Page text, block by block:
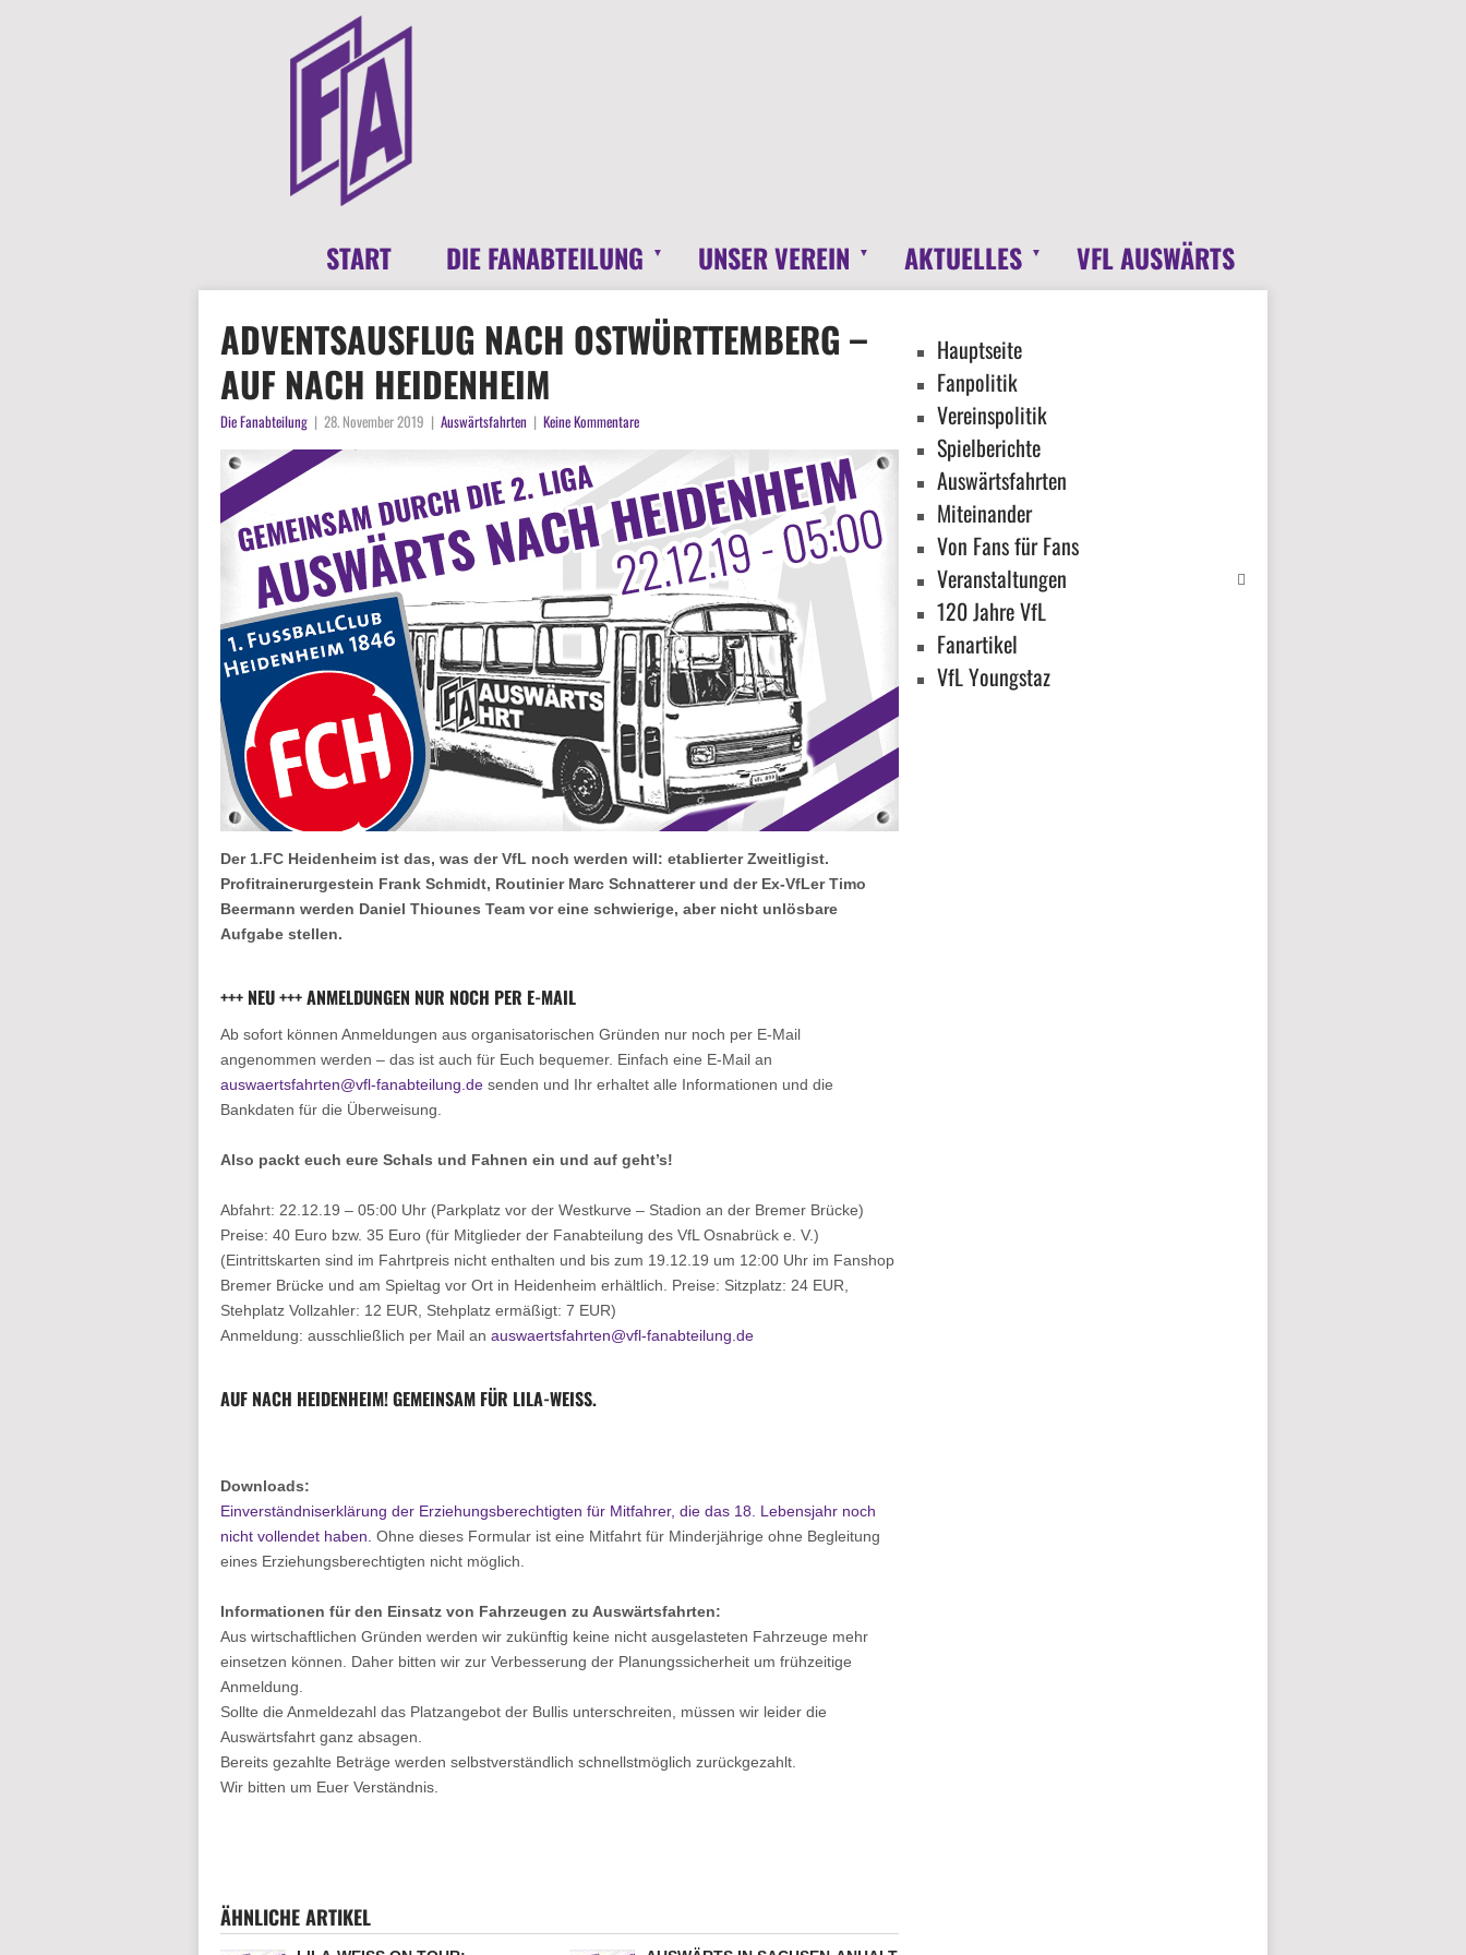
START DIE FANABTEILUNG UNSER VEREIN AKTUELLES VFL AUSWÄRTS
ADVENTSAUSFLUG NACH OSTWÜRTTEMBERG –
AUF NACH HEIDENHEIM
Die Fanabteilung | 28. November 2019 | Auswärtsfahrten | Keine Kommentare
Der 1.FC Heidenheim ist das, was der VfL noch werden will: etablierter Zweitligist.
Profitrainerurgestein Frank Schmidt, Routinier Marc Schnatterer und der Ex-VfLer Timo
Beermann werden Daniel Thiounes Team vor eine schwierige, aber nicht unlösbare
Aufgabe stellen.
+++ NEU +++ ANMELDUNGEN NUR NOCH PER E-MAIL
Ab sofort können Anmeldungen aus organisatorischen Gründen nur noch per E-Mail
angenommen werden – das ist auch für Euch bequemer. Einfach eine E-Mail an
auswaertsfahrten@vfl-fanabteilung.de senden und Ihr erhaltet alle Informationen und die
Bankdaten für die Überweisung.
Also packt euch eure Schals und Fahnen ein und auf geht’s!
Abfahrt: 22.12.19 – 05:00 Uhr (Parkplatz vor der Westkurve – Stadion an der Bremer Brücke)
Preise: 40 Euro bzw. 35 Euro (für Mitglieder der Fanabteilung des VfL Osnabrück e. V.)
(Eintrittskarten sind im Fahrtpreis nicht enthalten und bis zum 19.12.19 um 12:00 Uhr im Fanshop
Bremer Brücke und am Spieltag vor Ort in Heidenheim erhältlich. Preise: Sitzplatz: 24 EUR,
Stehplatz Vollzahler: 12 EUR, Stehplatz ermäßigt: 7 EUR)
Anmeldung: ausschließlich per Mail an auswaertsfahrten@vfl-fanabteilung.de
AUF NACH HEIDENHEIM! GEMEINSAM FÜR LILA-WEISS.
Downloads:
Einverständniserklärung der Erziehungsberechtigten für Mitfahrer, die das 18. Lebensjahr noch
nicht vollendet haben. Ohne dieses Formular ist eine Mitfahrt für Minderjährige ohne Begleitung
eines Erziehungsberechtigten nicht möglich.
Informationen für den Einsatz von Fahrzeugen zu Auswärtsfahrten:
Aus wirtschaftlichen Gründen werden wir zukünftig keine nicht ausgelasteten Fahrzeuge mehr
einsetzen können. Daher bitten wir zur Verbesserung der Planungssicherheit um frühzeitige
Anmeldung.
Sollte die Anmeldezahl das Platzangebot der Bullis unterschreiten, müssen wir leider die
Auswärtsfahrt ganz absagen.
Bereits gezahlte Beträge werden selbstverständlich schnellstmöglich zurückgezahlt.
Wir bitten um Euer Verständnis.
ÄHNLICHE ARTIKEL
Hauptseite
Fanpolitik
Vereinspolitik
Spielberichte
Auswärtsfahrten
Miteinander
Von Fans für Fans
Veranstaltungen
120 Jahre VfL
Fanartikel
VfL Youngstaz